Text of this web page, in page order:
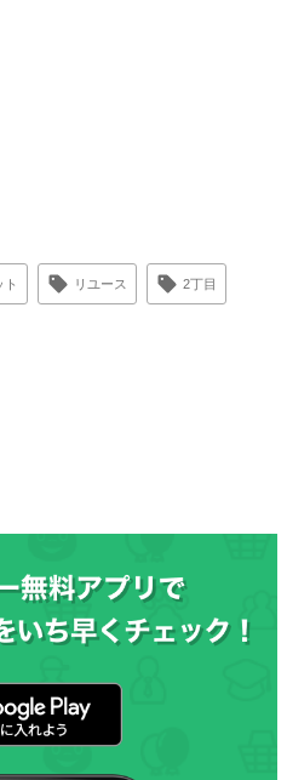
ト リユース 2丁目